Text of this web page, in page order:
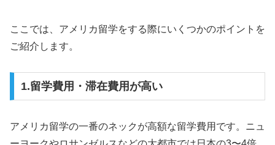
ここでは、アメリカ留学をする際にいくつかのポイントを
ご紹介します。
1.留学費用・滞在費用が高い
アメリカ留学の一番のネックが高額な留学費用です。ニュ